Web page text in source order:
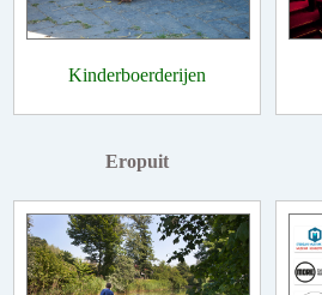
Kinderboerderijen
Eropuit